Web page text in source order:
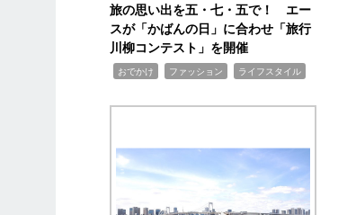
旅の思い出を五・七・五で！ エー
スが「かばんの日」に合わせ「旅行
川柳コンテスト」を開催
おでかけ ファッション ライフスタイル